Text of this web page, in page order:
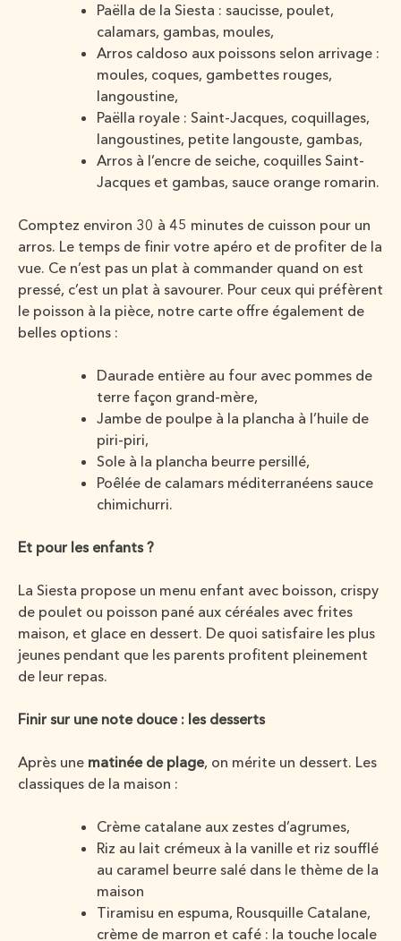
Paëlla de la Siesta : saucisse, poulet,
calamars, gambas, moules,
Arros caldoso aux poissons selon arrivage :
moules, coques, gambettes rouges,
langoustine,
Paëlla royale : Saint-Jacques, coquillages,
langoustines, petite langouste, gambas,
Arros à l’encre de seiche, coquilles Saint-
Jacques et gambas, sauce orange romarin.
Comptez environ 30 à 45 minutes de cuisson pour un
arros. Le temps de finir votre apéro et de profiter de la
vue. Ce n’est pas un plat à commander quand on est
pressé, c’est un plat à savourer. Pour ceux qui préfèrent
le poisson à la pièce, notre carte offre également de
belles options :
Daurade entière au four avec pommes de
terre façon grand-mère,
Jambe de poulpe à la plancha à l’huile de
piri-piri,
Sole à la plancha beurre persillé,
Poêlée de calamars méditerranéens sauce
chimichurri.
Et pour les enfants ?
La Siesta propose un menu enfant avec boisson, crispy
de poulet ou poisson pané aux céréales avec frites
maison, et glace en dessert. De quoi satisfaire les plus
jeunes pendant que les parents profitent pleinement
de leur repas.
Finir sur une note douce : les desserts
Après une matinée de plage, on mérite un dessert. Les
classiques de la maison :
Crème catalane aux zestes d’agrumes,
Riz au lait crémeux à la vanille et riz soufflé
au caramel beurre salé dans le thème de la
maison
Tiramisu en espuma, Rousquille Catalane,
crème de marron et café : la touche locale